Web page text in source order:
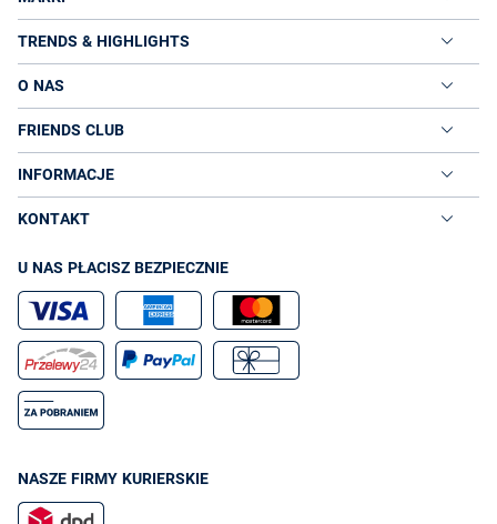
TRENDS & HIGHLIGHTS
O NAS
FRIENDS CLUB
INFORMACJE
KONTAKT
U NAS PŁACISZ BEZPIECZNIE
NASZE FIRMY KURIERSKIE